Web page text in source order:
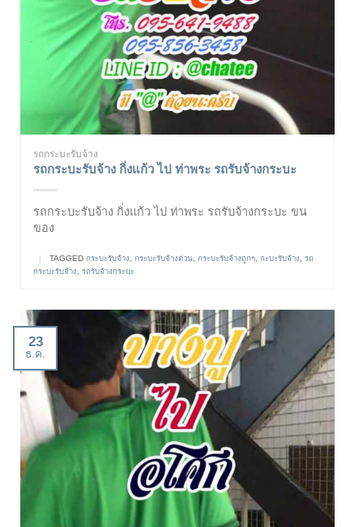
รถกระบะรับจ้าง
รถกระบะรับจ้าง กิ่งแก้ว ไป ท่าพระ รถรับจ้างกระบะ
รถกระบะรับจ้าง กิ่งแก้ว ไป ท่าพระ รถรับจ้างกระบะ ขน
ของ
| TAGGED กระบะรับจ้าง กระบะรับจ้างด่วน กระบะรับจ้างถูกๆ กะบะรับจ้าง
รถ
กระบะรับจ้าง
รถรับจ้างกระบะ
23
ธ.ค.